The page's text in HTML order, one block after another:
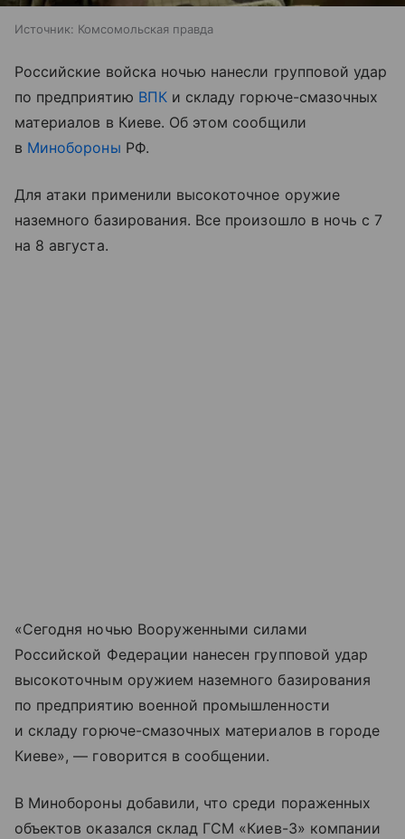
Источник: Комсомольская правда
Российские войска ночью нанесли групповой удар
по предприятию ВПКи складу горюче-смазочных
материалов в Киеве. Об этом сообщили
в Минобороны РФ.
Для атаки применили высокоточное оружие
наземного базирования. Все произошло в ночь с 7
на 8 августа.
«Сегодня ночью Вооруженными силами
Российской Федерации нанесен групповой удар
высокоточным оружием наземного базирования
по предприятию военной промышленности
и складу горюче-смазочных материалов в городе
Киеве», — говорится в сообщении.
В Минобороны добавили, что среди пораженных
объектов оказался склад ГСМ «Киев-3» компании